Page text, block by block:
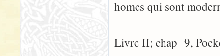
homes qui sont
Livre II; chap 9,